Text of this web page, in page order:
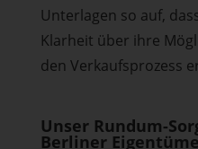
Unterlagen so auf,
Klarheit über ihre
den Verkaufsprozess
Unser Rundum-
Berliner